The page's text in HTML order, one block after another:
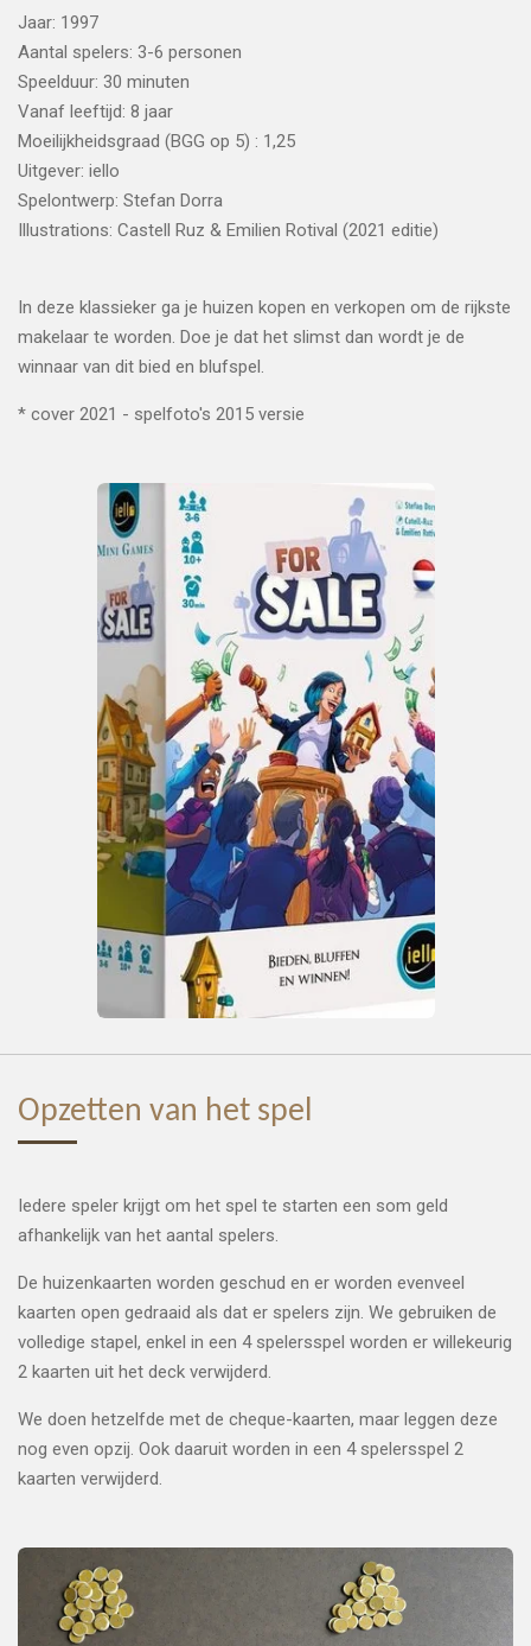
Jaar: 1997
Aantal spelers: 3-6 personen
Speelduur: 30 minuten
Vanaf leeftijd: 8 jaar
Moeilijkheidsgraad (BGG op 5) : 1,25
Uitgever: iello
Spelontwerp: Stefan Dorra
Illustrations: Castell Ruz & Emilien Rotival (2021 editie)
In deze klassieker ga je huizen kopen en verkopen om de rijkste
makelaar te worden. Doe je dat het slimst dan wordt je de
winnaar van dit bied en blufspel.
* cover 2021 - spelfoto's 2015 versie
Opzetten van het spel
Iedere speler krijgt om het spel te starten een som geld
afhankelijk van het aantal spelers.
De huizenkaarten worden geschud en er worden evenveel
kaarten open gedraaid als dat er spelers zijn. We gebruiken de
volledige stapel, enkel in een 4 spelersspel worden er willekeurig
2 kaarten uit het deck verwijderd.
We doen hetzelfde met de cheque-kaarten, maar leggen deze
nog even opzij. Ook daaruit worden in een 4 spelersspel 2
kaarten verwijderd.